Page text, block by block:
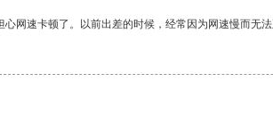
速卡顿了。以前出差的时候，经常因为网速慢而无